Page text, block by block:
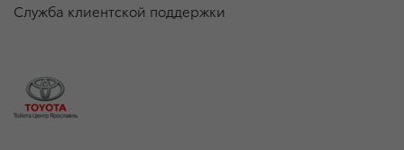
Служба клиентской поддержки